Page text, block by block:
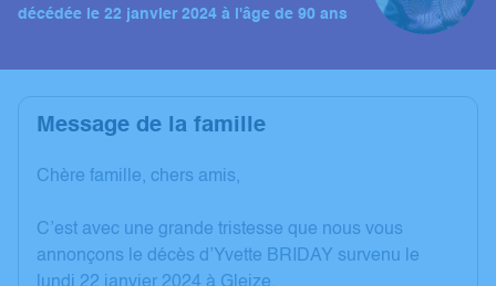
décédée le 22 janvier 2024 à l'âge de 90 ans
Message de la famille
Chère famille, chers amis,
C’est avec une grande tristesse que nous vous
annonçons le décès d’Yvette BRIDAY survenu le